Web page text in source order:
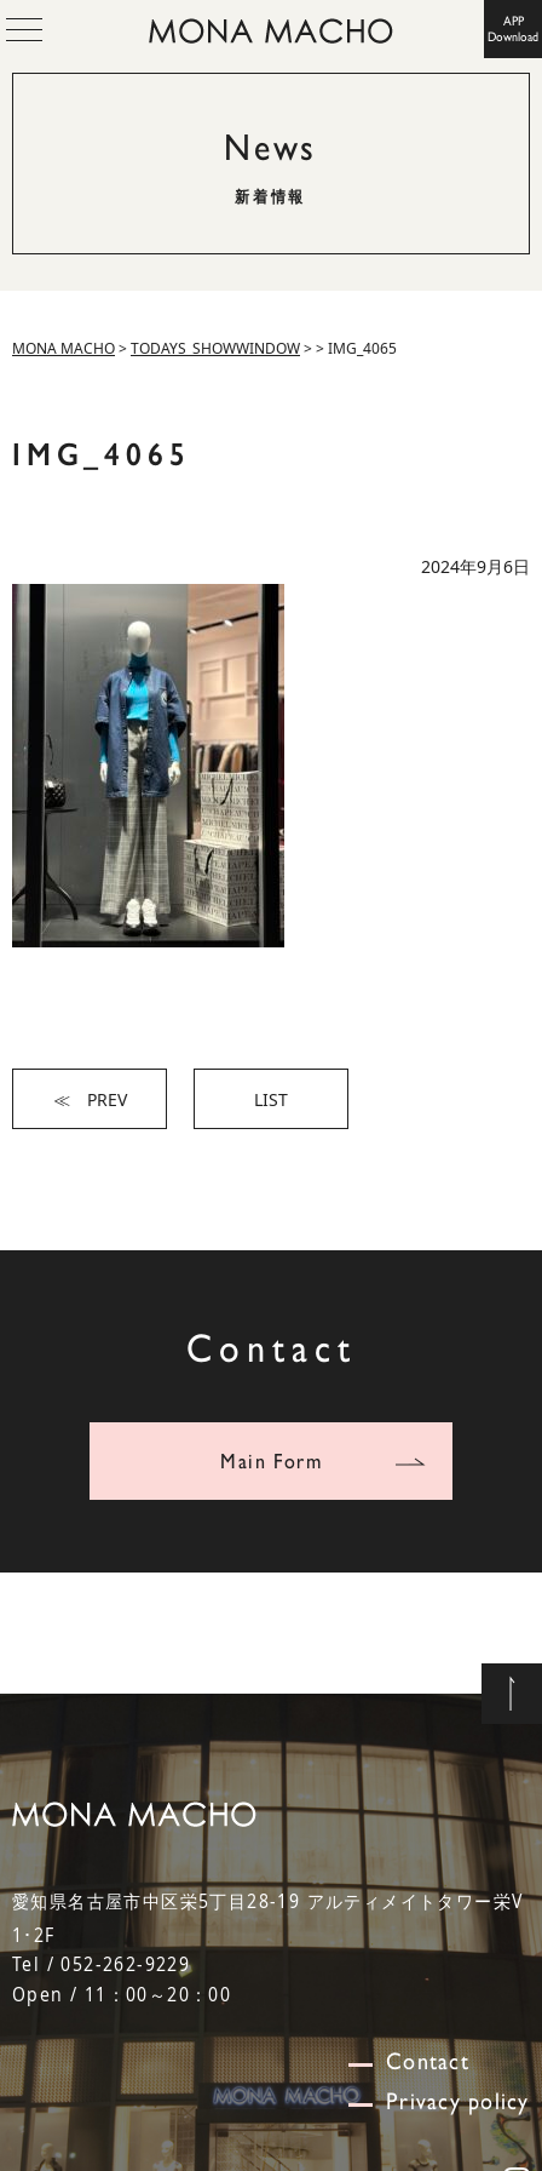
APP
Download
News
新着情報
MONA MACHO>TODAYS_SHOWWINDOW>>IMG_4065
IMG_4065
2024年9月6日
≪ PREV LIST
Contact
Main Form
愛知県名古屋市中区栄5丁目28-19 アルティメイトタワー栄V
1･2F
Tel / 052-262-9229
Open / 11：00～20：00
Contact
Privacy policy